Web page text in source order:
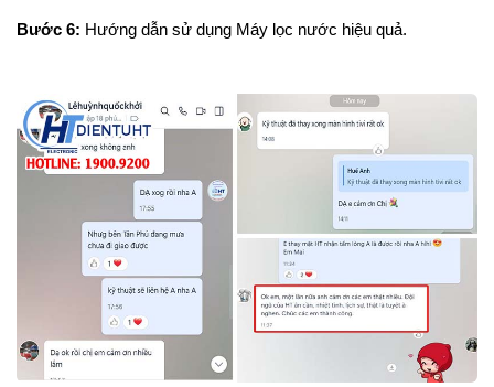
Bước 6: Hướng dẫn sử dụng Máy lọc nước hiệu quả.